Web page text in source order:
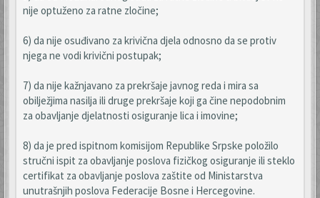
nije optuženo za ratne zločine;
6) da nije osuđivano za krivična djela odnosno da se protiv
njega ne vodi krivični postupak;
7) da nije kažnjavano za prekršaje javnog reda i mira sa
obilježjima nasilja ili druge prekršaje koji ga čine nepodobnim
za obavljanje djelatnosti osiguranje lica i imovine;
8) da je pred ispitnom komisijom Republike Srpske položilo
stručni ispit za obavljanje poslova fizičkog osiguranje ili steklo
certifikat za obavljanje poslova zaštite od Ministarstva
unutrašnjih poslova Federacije Bosne i Hercegovine.